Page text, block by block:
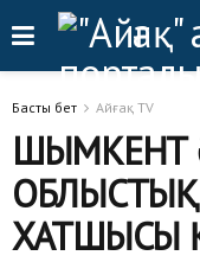
Басты бет Айғақ TV
ШЫМКЕНТ
ХАТШЫСЫ